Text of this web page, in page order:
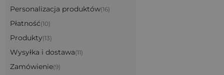
Personalizacja produktów(16)
Płatność(10)
Produkty(13)
Wysyłka i dostawa(11)
Zamówienie(9)